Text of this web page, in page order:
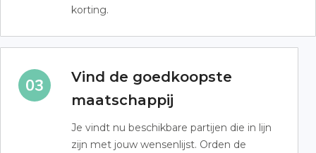
korting.
Vind de goedkoopste
maatschappij
Je vindt nu beschikbare partijen die in lijn
zijn met jouw wensenlijst. Orden de